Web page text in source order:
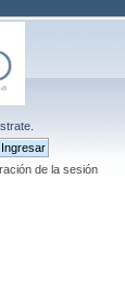
de la sesión